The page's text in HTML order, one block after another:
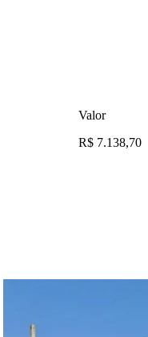
Valor
R$ 7.138,70